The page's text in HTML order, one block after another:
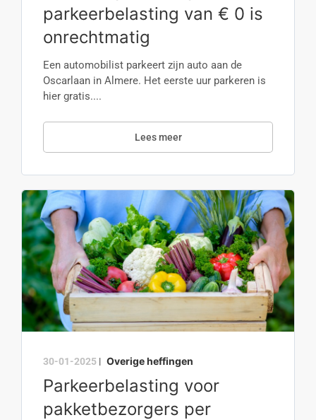
parkeerbelasting van € 0 is
onrechtmatig
Een automobilist parkeert zijn auto aan de
Oscarlaan in Almere. Het eerste uur parkeren is
hier gratis....
Lees meer
30-01-2025 | Overige heffingen
Parkeerbelasting voor
pakketbezorgers per